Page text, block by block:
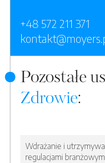
+48 572 211 371
Pozostałe
Zdrowie:
Wdrażanie i
regulacjami